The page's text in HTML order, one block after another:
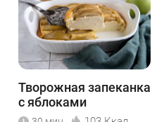
Творожная запеканка
с яблоками